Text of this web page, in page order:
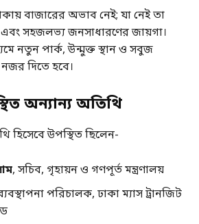
বাজারের অভাব নেই; যা নেই তা
সহজলভ্য জনসাধারণের জায়গা।
নতুন পার্ক, উন্মুক্ত স্থান ও সবুজ
নজর দিতে হবে।
অন্যান্য অতিথি
হিসেবে উপস্থিত ছিলেন-
, সচিব, গৃহায়ন ও গণপূর্ত মন্ত্রণালয়
পরিচালক, ঢাকা ম্যাস ট্রানজিট